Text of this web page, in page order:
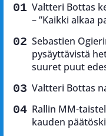
Valtteri Bottas
– ”Kaikki alkaa
Sebastien
pysäyttävistä
suuret puut
Valtteri Bottas
Rallin MM-
kauden